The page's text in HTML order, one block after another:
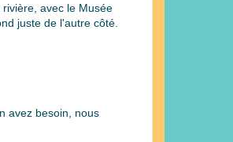
avec le Musée
juste de l'autre côté.
avez besoin, nous